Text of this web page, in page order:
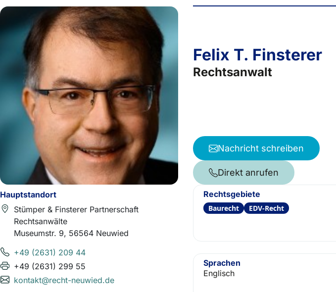
Hauptstandort
Stümper & Finsterer Partnerschaft
Rechtsanwälte
Museumstr. 9, 56564 Neuwied
+49 (2631) 209 44
+49 (2631) 299 55
kontakt@recht-neuwied.de
Felix T. Finsterer
Rechtsanwalt
Nachricht schreiben
Direkt anrufen
Rechtsgebiete
Baurecht EDV-Recht
Sprachen
Englisch